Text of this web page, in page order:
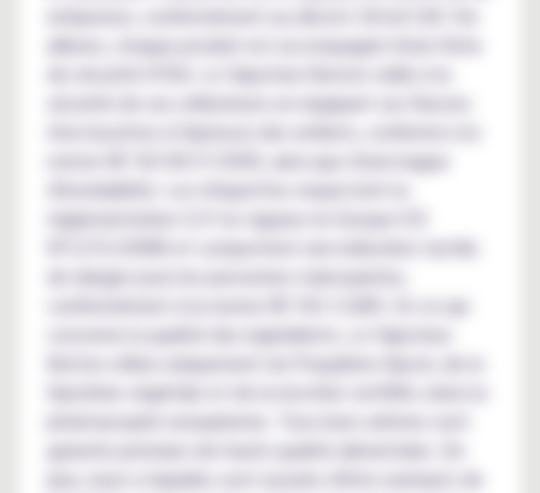
ailleurs, chaque produit est accompagné d'une fiche
de sécurité (FDS). Le Vapoteur Breton veille à la
sécurité de ses utilisateurs en équipant ses flacons
norme NF ISO 8317/2005, ainsi que d'une bague
d'inviolabilité. Les étiquettes respectent la
réglementation CLP en vigueur en Europe (CE
N°1272/2008) et comportent une indication tactile
de danger pour les personnes malvoyantes,
conformément à la norme NF ISO 11683. En ce qui
concerne la qualité des ingrédients, Le Vapoteur
Breton utilise uniquement du Propylène Glycol, de la
Glycérine végétale et de la nicotine certifiés selon la
pharmacopée européenne. Tous leurs arômes sont
garantis premium de haute qualité alimentaire. De